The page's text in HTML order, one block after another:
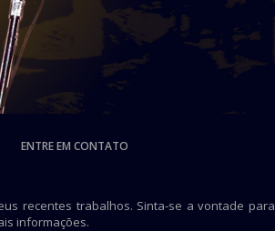
ENTRE EM CONTATO
recentes trabalhos. Sinta-se a vontade para
informações.